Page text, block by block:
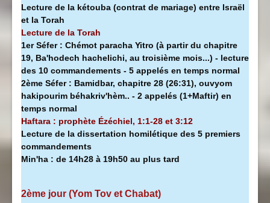
Lecture de la kétouba (contrat de mariage) entre Israël
et la Torah
Lecture de la Torah
1er Séfer : Chémot paracha Yitro (à partir du chapitre
19, Ba'hodech hachelichi, au troisième mois...) - lecture
des 10 commandements - 5 appelés en temps normal
2ème Séfer : Bamidbar, chapitre 28 (26:31), ouvyom
hakipourim béhakriv'hèm.. - 2 appelés (1+Maftir) en
temps normal
Haftara : prophète Ézéchiel, 1:1-28 et 3:12
Lecture de la dissertation homilétique des 5 premiers
commandements
Min'ha : de 14h28 à 19h50 au plus tard
2ème jour (Yom Tov et Chabat)